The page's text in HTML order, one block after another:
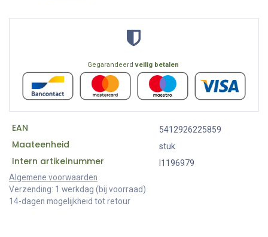
Gegarandeerdveilig betalen
EAN 5412926225859
Maateenheid stuk
Intern artikelnummer
I1196979
Algemene voorwaarden
Verzending: 1 werkdag (bij voorraad)
14-dagen mogelijkheid tot retour